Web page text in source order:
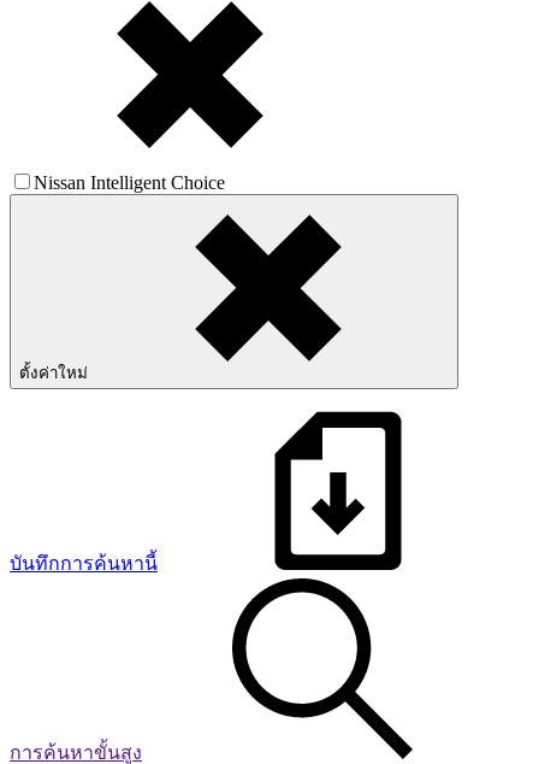
Nissan Intelligent Choice
ตั้งค่าใหม่
บันทึกการค้นหานี้
การค้นหาขั้นสูง